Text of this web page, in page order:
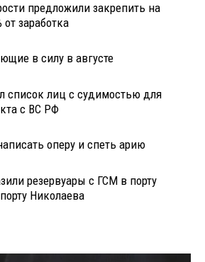
предложили закрепить на
заработка
в силу в августе
список лиц с судимостью для
с ВС РФ
оперу и спеть арию
резервуары с ГСМ в порту
Николаева